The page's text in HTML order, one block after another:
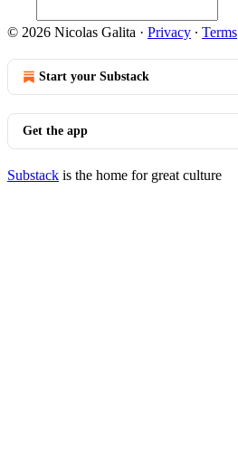
© 2026 Nicolas Galita · Privacy ∙ Terms
Start your Substack
Get the app
Substack is the home for great culture